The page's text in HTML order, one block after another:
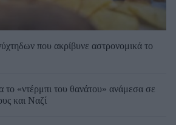
που ακρίβυνε αστρονομικά το
το «ντέρμπι του θανάτου» ανάμεσα σε
και Ναζί